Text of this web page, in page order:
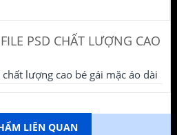
PSD CHẤT LƯỢNG CAO
lượng cao bé gái mặc áo dài
LIÊN QUAN